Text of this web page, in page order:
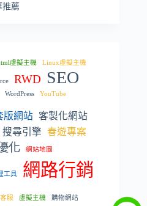
推薦
虛擬主機 Linux虛擬主機
RWD SEO
WordPress YouTube
版網站 客製化網站
搜尋引擎 春遊專案
化 網站地圖
工具 網路行銷
服 虛擬主機 購物網站